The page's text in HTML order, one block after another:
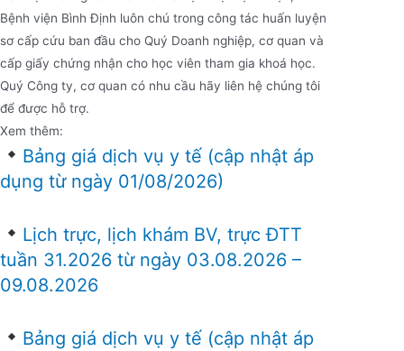
Bệnh viện Bình Định luôn chú trong công tác huấn luyện
sơ cấp cứu ban đầu cho Quý Doanh nghiệp, cơ quan và
cấp giấy chứng nhận cho học viên tham gia khoá học.
Quý Công ty, cơ quan có nhu cầu hãy liên hệ chúng tôi
để được hỗ trợ.
Xem thêm:
Bảng giá dịch vụ y tế (cập nhật áp
dụng từ ngày 01/08/2026)
Lịch trực, lịch khám BV, trực ĐTT
tuần 31.2026 từ ngày 03.08.2026 –
09.08.2026
Bảng giá dịch vụ y tế (cập nhật áp